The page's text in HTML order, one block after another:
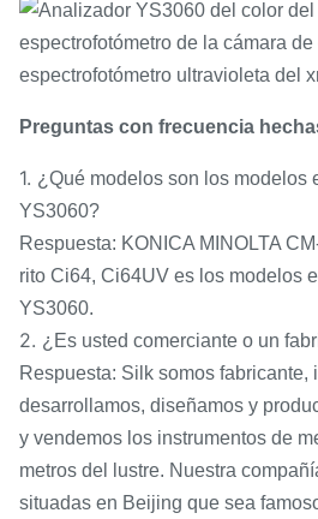
Preguntas con frecuencia
1. ¿Qué modelos son los modelos
YS3060?
Respuesta: KONICA MINOLTA
rito Ci64, Ci64UV es los modelos
YS3060.
2. ¿Es usted comerciante o un
Respuesta: Silk somos fabricante,
desarrollamos, diseñamos y
y vendemos los instrumentos de
metros del lustre. Nuestra
situadas en Beijing que sea